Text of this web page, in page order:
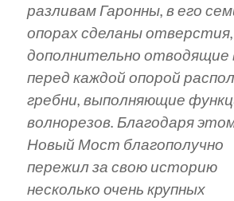
разливам Гаронны, в его
опорах сделаны отверстия,
дополнительно отводящие
перед каждой опорой
гребни, выполняющие
волнорезов. Благодаря
Новый Мост благополучно
пережил за свою историю
несколько очень крупных